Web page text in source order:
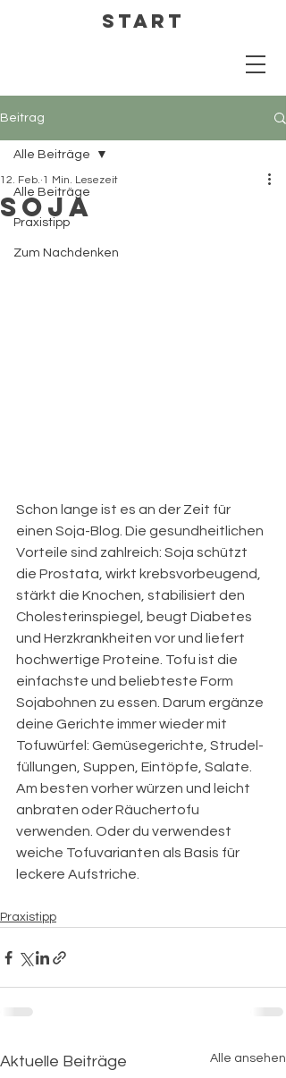
Start
Beitrag
Alle Beiträge
Praxistipp
Zum Nachdenken
Alle Beiträge
Soja
12. Feb. 1 Min. Lesezeit
Schon lange ist es an der Zeit für
einen Soja-Blog. Die gesundheitlichen
Vorteile sind zahlreich: Soja schützt
die Prostata, wirkt krebsvorbeugend,
stärkt die Knochen, stabilisiert den
Cholesterinspiegel, beugt Diabetes
und Herzkrankheiten vor und liefert
hochwertige Proteine. Tofu ist die
einfachste und beliebteste Form
Sojabohnen zu essen. Darum ergänze
deine Gerichte immer wieder mit
Tofuwürfel: Gemüsegerichte, Strudel-
füllungen, Suppen, Eintöpfe, Salate.
Am besten vorher würzen und leicht
anbraten oder Räuchertofu
verwenden. Oder du verwendest
weiche Tofuvarianten als Basis für
leckere Aufstriche.
Praxistipp
Aktuelle Beiträge Alle ansehen